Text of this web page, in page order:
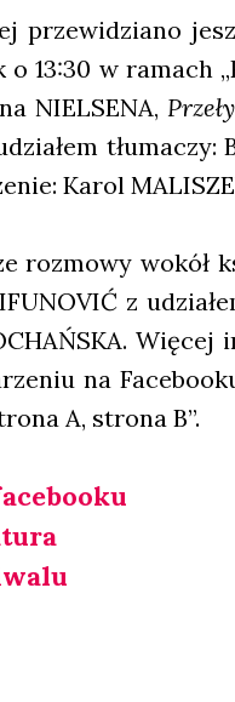
prze­wi­dzia­no
o 13:30 w
NIELSENA,
tłu­ma­czy:
Karol
roz­mo­wy wokół
z
na
A, stro­na B”.